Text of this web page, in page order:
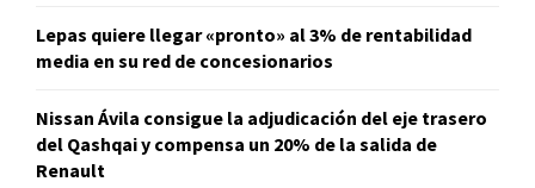
Lepas quiere llegar «pronto» al 3% de rentabilidad
media en su red de concesionarios
Nissan Ávila consigue la adjudicación del eje trasero
del Qashqai y compensa un 20% de la salida de
Renault